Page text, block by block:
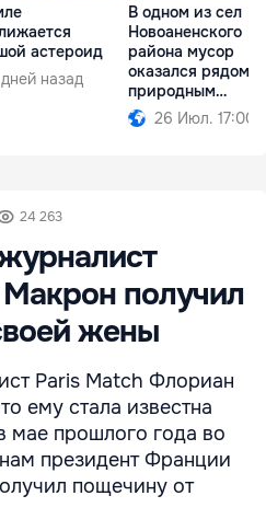
астероид
назад
В одном из сел
Новоаненского
района мусор
оказался рядом с
природным
памятником
26 Июл. 17:00
24 263
получил
жены
Paris Match Флориан
ему стала известна
мае прошлого года во
президент Франции
пощечину от